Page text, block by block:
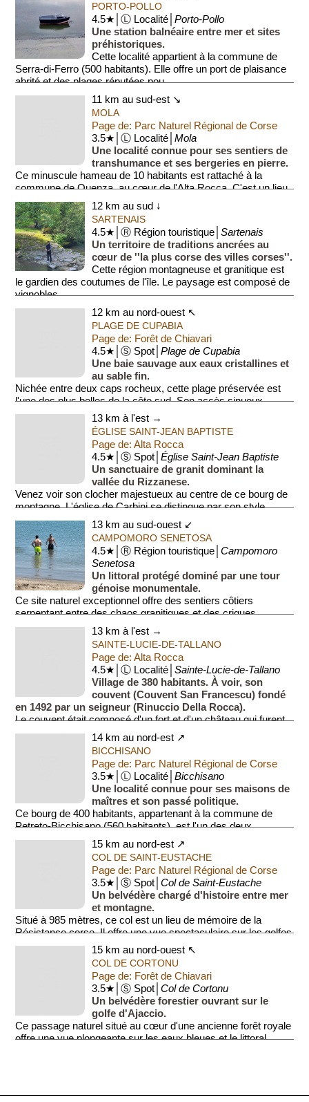
PORTO-POLLO
4.5★│Ⓛ Localité│Porto-Pollo
Une station balnéaire entre mer et sites
préhistoriques.
Cette localité appartient à la commune de
Serra-di-Ferro (500 habitants). Elle offre un port de plaisance
abrité et des plages réputées pou...
11 km au sud-est ↘
MOLA
Page de: Parc Naturel Régional de Corse
3.5★│Ⓛ Localité│Mola
Une localité connue pour ses sentiers de
transhumance et ses bergeries en pierre.
Ce minuscule hameau de 10 habitants est rattaché à la
commune de Quenza, au cœur de l'Alta Rocca. C'est un lieu
de ...
12 km au sud ↓
SARTENAIS
4.5★│Ⓡ Région touristique│Sartenais
Un territoire de traditions ancrées au
cœur de ''la plus corse des villes corses''.
Cette région montagneuse et granitique est
le gardien des coutumes de l'île. Le paysage est composé de
vignobles...
12 km au nord-ouest ↖
PLAGE DE CUPABIA
Page de: Forêt de Chiavari
4.5★│Ⓢ Spot│Plage de Cupabia
Une baie sauvage aux eaux cristallines et
au sable fin.
Nichée entre deux caps rocheux, cette plage préservée est
l'une des plus belles de la côte sud. Son accès sinueux
garantit une atmosphère pais...
13 km à l'est →
ÉGLISE SAINT-JEAN BAPTISTE
Page de: Alta Rocca
4.5★│Ⓢ Spot│Église Saint-Jean Baptiste
Un sanctuaire de granit dominant la
vallée du Rizzanese.
Venez voir son clocher majestueux au centre de ce bourg de
montagne. L'église de Carbini se distingue par son style
roman pisan épuré, témoi...13 km au sud-ouest ↙
CAMPOMORO SENETOSA
4.5★│Ⓡ Région touristique│Campomoro
Senetosa
Un littoral protégé dominé par une tour
génoise monumentale.
Ce site naturel exceptionnel offre des sentiers côtiers
serpentant entre des chaos granitiques et des criques
secrètes. Il est marqué...13 km à l'est →
SAINTE-LUCIE-DE-TALLANO
Page de: Alta Rocca
4.5★│Ⓛ Localité│Sainte-Lucie-de-Tallano
Village de 380 habitants. À voir, son
couvent (Couvent San Francescu) fondé
en 1492 par un seigneur (Rinuccio Della Rocca).
Le couvent était composé d'un fort et d'un château qui furent
réutilisés...
14 km au nord-est ↗
BICCHISANO
Page de: Parc Naturel Régional de Corse
3.5★│Ⓛ Localité│Bicchisano
Une localité connue pour ses maisons de
maîtres et son passé politique.
Ce bourg de 400 habitants, appartenant à la commune de
Petreto-Bicchisano (560 habitants), est l'un des deux
hameaux princi...15 km au nord-est ↗
COL DE SAINT-EUSTACHE
Page de: Parc Naturel Régional de Corse
3.5★│Ⓢ Spot│Col de Saint-Eustache
Un belvédère chargé d'histoire entre mer
et montagne.
Situé à 985 mètres, ce col est un lieu de mémoire de la
Résistance corse. Il offre une vue spectaculaire sur les golfes
de Propriano et d'Aja...15 km au nord-ouest ↖
COL DE CORTONU
Page de: Forêt de Chiavari
3.5★│Ⓢ Spot│Col de Cortonu
Un belvédère forestier ouvrant sur le
golfe d'Ajaccio.
Ce passage naturel situé au cœur d'une ancienne forêt royale
offre une vue plongeante sur les eaux bleues et le littoral